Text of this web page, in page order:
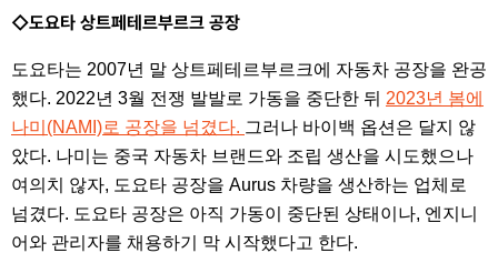
◇도요타 상트페테르부르크 공장
도요타는 2007년 말 상트페테르부르크에 자동차 공장을 완공
했다. 2022년 3월 전쟁 발발로 가동을 중단한 뒤 2023년 봄에
나미(NAMI)로 공장을 넘겼다. 그러나 바이백 옵션은 달지 않
았다. 나미는 중국 자동차 브랜드와 조립 생산을 시도했으나
여의치 않자, 도요타 공장을 Aurus 차량을 생산하는 업체로
넘겼다. 도요타 공장은 아직 가동이 중단된 상태이나, 엔지니
어와 관리자를 채용하기 막 시작했다고 한다.